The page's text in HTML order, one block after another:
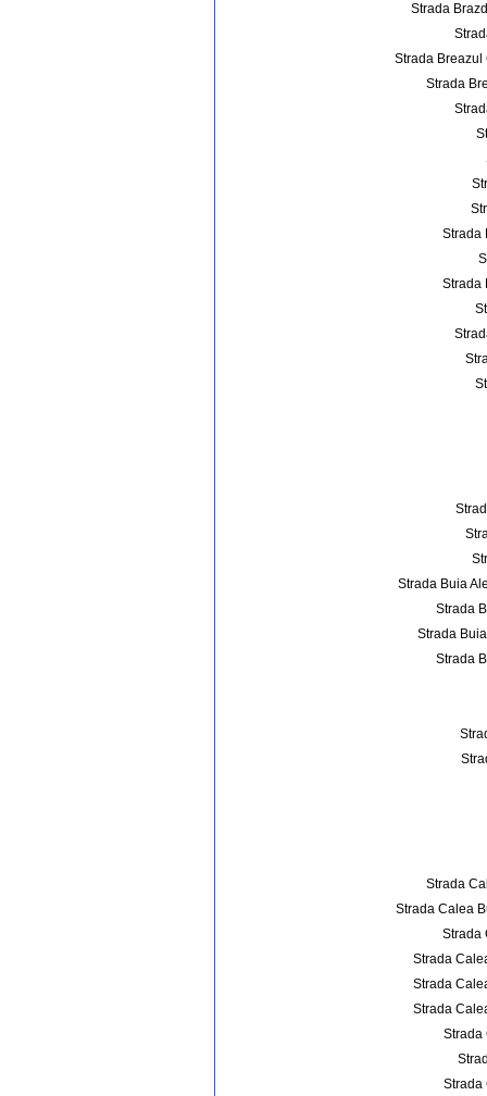
Strada
Strada Breazul
Strada
Strada
Strada
Strada Buia
Strada
Strada
Strada
Strada
Strada Calea
Strada
Strada
Strada
Strada
Strada
Strada